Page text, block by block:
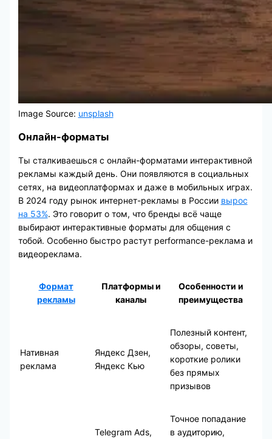
Image Source: unsplash
Онлайн-форматы
Ты сталкиваешься с онлайн-форматами интерактивной
рекламы каждый день. Они появляются в социальных
сетях, на видеоплатформах и даже в мобильных играх.
В 2024 году рынок интернет-рекламы в России вырос
на 53%. Это говорит о том, что бренды всё чаще
выбирают интерактивные форматы для общения с
тобой. Особенно быстро растут performance-реклама и
видеореклама.
Формат
рекламы
Платформы и
каналы
Особенности и
преимущества
Нативная
реклама
Яндекс Дзен,
Яндекс Кью
Полезный контент,
обзоры, советы,
короткие ролики
без прямых
призывов
Telegram Ads,
Точное попадание
в аудиторию,